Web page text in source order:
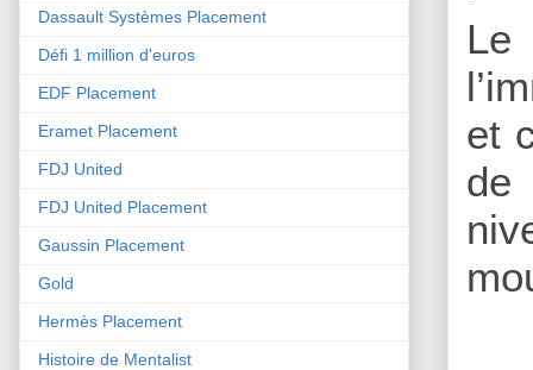
Le
et
de
Dassault Systèmes Placement
Défi 1 million d'euros
EDF Placement
Eramet Placement
FDJ United
FDJ United Placement
Gaussin Placement
Gold
Hermès Placement
Histoire de Mentalist